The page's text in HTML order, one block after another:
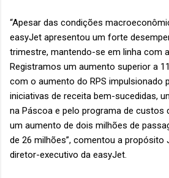
“Apesar das condições
easyJet apresentou um forte
trimestre, mantendo-se em linha com
Registramos um aumento superior a
com o aumento do RPS impulsionado
iniciativas de receita bem-sucedidas,
na Páscoa e pelo programa de custos
um aumento de dois milhões de
de 26 milhões”, comentou a propósito
diretor-executivo da easyJet.